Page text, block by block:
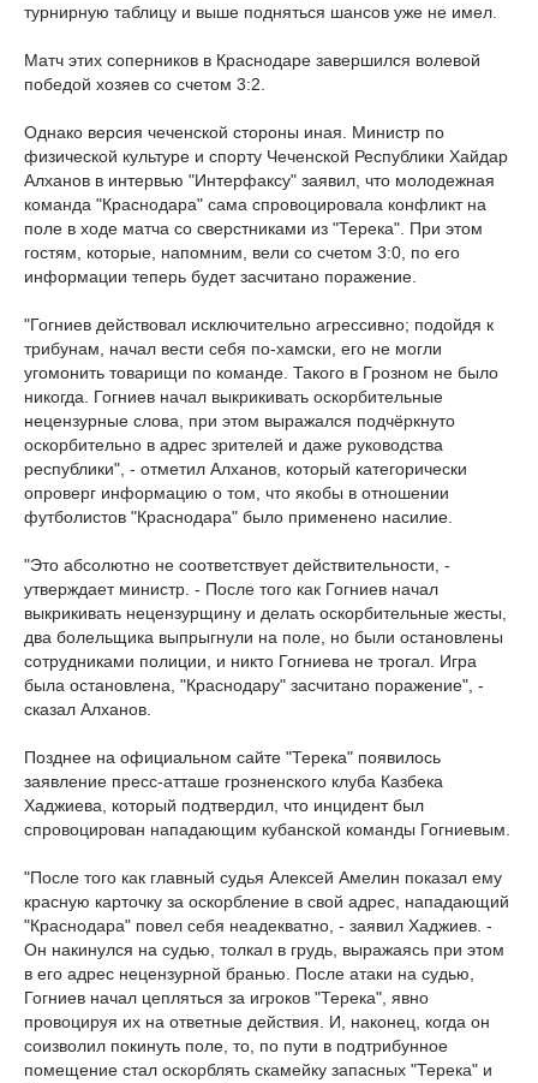
турнирную таблицу и выше подняться шансов уже не имел.
Матч этих соперников в Краснодаре завершился волевой
победой хозяев со счетом 3:2.
Однако версия чеченской стороны иная. Министр по
физической культуре и спорту Чеченской Республики Хайдар
Алханов в интервью "Интерфаксу" заявил, что молодежная
команда "Краснодара" сама спровоцировала конфликт на
поле в ходе матча со сверстниками из "Терека". При этом
гостям, которые, напомним, вели со счетом 3:0, по его
информации теперь будет засчитано поражение.
"Гогниев действовал исключительно агрессивно; подойдя к
трибунам, начал вести себя по-хамски, его не могли
угомонить товарищи по команде. Такого в Грозном не было
никогда. Гогниев начал выкрикивать оскорбительные
нецензурные слова, при этом выражался подчёркнуто
оскорбительно в адрес зрителей и даже руководства
республики", - отметил Алханов, который категорически
опроверг информацию о том, что якобы в отношении
футболистов "Краснодара" было применено насилие.
"Это абсолютно не соответствует действительности, -
утверждает министр. - После того как Гогниев начал
выкрикивать нецензурщину и делать оскорбительные жесты,
два болельщика выпрыгнули на поле, но были остановлены
сотрудниками полиции, и никто Гогниева не трогал. Игра
была остановлена, "Краснодару" засчитано поражение", -
сказал Алханов.
Позднее на официальном сайте "Терека" появилось
заявление пресс-атташе грозненского клуба Казбека
Хаджиева, который подтвердил, что инцидент был
спровоцирован нападающим кубанской команды Гогниевым.
"После того как главный судья Алексей Амелин показал ему
красную карточку за оскорбление в свой адрес, нападающий
"Краснодара" повел себя неадекватно, - заявил Хаджиев. -
Он накинулся на судью, толкал в грудь, выражаясь при этом
в его адрес нецензурной бранью. После атаки на судью,
Гогниев начал цепляться за игроков "Терека", явно
провоцируя их на ответные действия. И, наконец, когда он
соизволил покинуть поле, то, по пути в подтрибунное
помещение стал оскорблять скамейку запасных "Терека" и